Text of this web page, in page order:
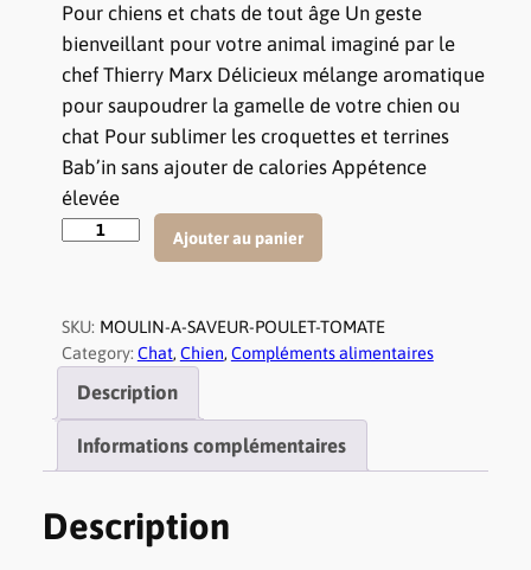
Pour chiens et chats de tout âge Un geste
bienveillant pour votre animal imaginé par le
chef Thierry Marx Délicieux mélange aromatique
pour saupoudrer la gamelle de votre chien ou
chat Pour sublimer les croquettes et terrines
Bab’in sans ajouter de calories Appétence
élevée
n
t
t
d
M
Ajouter au panier
SKU: MOULIN-A-SAVEUR-POULET-TOMATE
Category: Chat, Chien, Compléments alimentaires
Description
Informations complémentaires
Description